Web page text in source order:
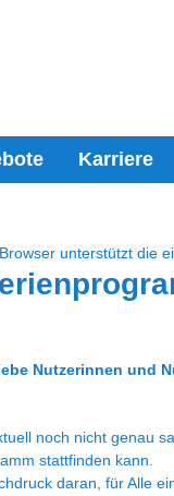
Karriere
unterstützt die
Nutzerinnen und
noch nicht genau
stattfinden kann.
daran, für Alle